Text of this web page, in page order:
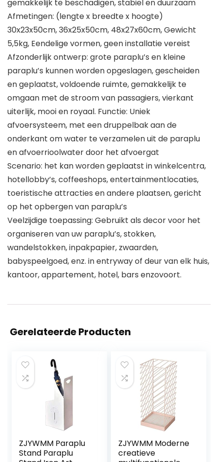
gemakkelijk te beschadigen, stabiel en duurzaam
Afmetingen: (lengte x breedte x hoogte)
30x23x50cm, 36x25x50cm, 48x27x60cm, Gewicht
5,5kg, Eendelige vormen, geen installatie vereist
Afzonderlijk ontwerp: grote paraplu’s en kleine
paraplu’s kunnen worden opgeslagen, gescheiden
en geplaatst, voldoende ruimte, gemakkelijk te
omgaan met de stroom van passagiers, vierkant
uiterlijk, mooi en royaal. Functie: Uniek
afvoersysteem, met een druppelbak aan de
onderkant om water te verzamelen uit de paraplu
en afvoerrioolwater door het afvoergat
Scenario: het kan worden geplaatst in winkelcentra,
hotellobby’s, coffeeshops, entertainmentlocaties,
toeristische attracties en andere plaatsen, gericht
op het opbergen van paraplu’s
Veelzijdige toepassing: Gebruikt als decor voor het
organiseren van uw paraplu’s, stokken,
wandelstokken, inpakpapier, zwaarden,
babyspeelgoed, enz. in entryway of deur van elk huis,
kantoor, appartement, hotel, bars enzovoort.
Gerelateerde Producten
ZJYWMM Paraplu
Stand Paraplu
ZJYWMM Moderne
creatieve